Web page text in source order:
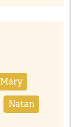
Mary
Natan